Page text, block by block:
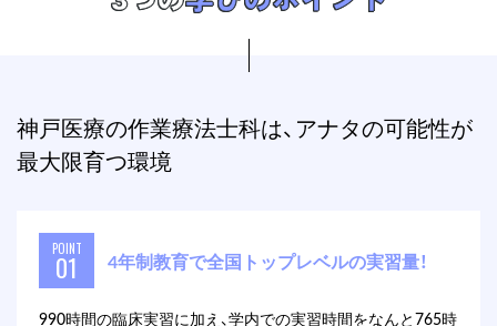
神戸医療の作業療法士科は、アナタの可能性が
最大限育つ環境
POINT
01 4年制教育で全国トップレベルの実習量！
990時間の臨床実習に加え、学内での実習時間をなんと765時